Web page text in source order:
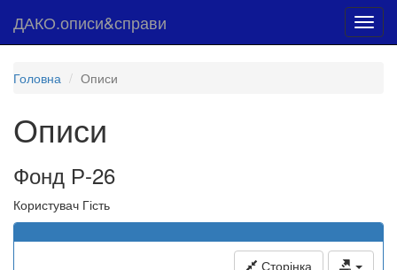
ДАКО.описи&справи
Головна Описи
Описи
Фонд Р-26
Користувач Гість
Сторінка